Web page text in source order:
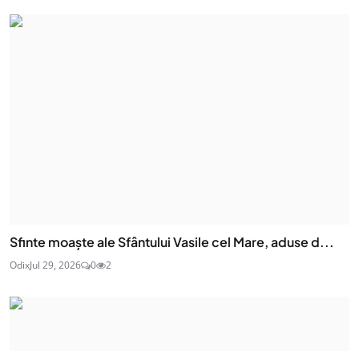
Sfinte moaşte ale Sfântului Vasile cel Mare, aduse d...
OdixJul 29, 2026 0 2